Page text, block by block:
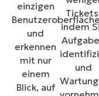
einzigen
und
erkennen
mit nur
einem
Blick, auf
indem
und